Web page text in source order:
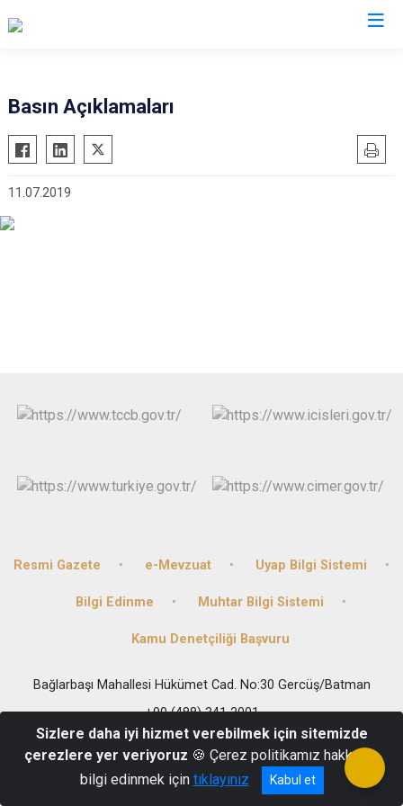
Beşiri
Gercüş
Hasankeyf
Kozluk
Basın Açıklamaları
11.07.2019
Resmi Gazete e-Mevzuat Uyap Bilgi Sistemi
Bilgi Edinme Muhtar Bilgi Sistemi
Kamu Denetçiliği Başvuru
Bağlarbaşı Mahallesi Hükümet Cad. No:30 Gercüş/Batman
+90 (488) 341 2001
Sizlere daha iyi hizmet verebilmek için sitemizde
çerezlere yer veriyoruz 🍪 Çerez politikamız hakkında
bilgi edinmek için tıklayınız Kabul et